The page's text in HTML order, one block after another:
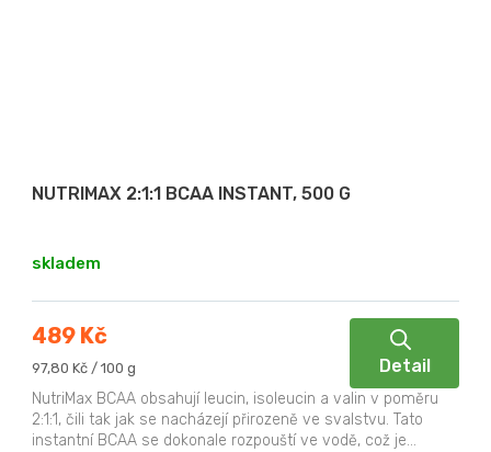
NUTRIMAX 2:1:1 BCAA INSTANT, 500 G
skladem
489 Kč
Měrná
97,80 Kč / 100 g Detail
NutriMax BCAA obsahují leucin, isoleucin a valin v poměru
2:1:1, čili tak jak se nacházejí přirozeně ve svalstvu. Tato
instantní BCAA se dokonale rozpouští ve vodě, což je...